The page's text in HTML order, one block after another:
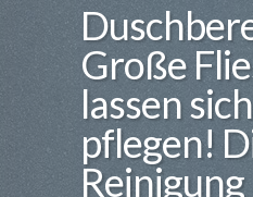
Große
lassen
pflegen!